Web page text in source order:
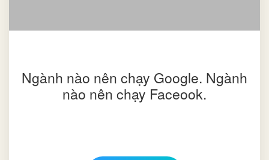
Ngành nào nên chạy Google. Ngành
nào nên chạy Faceook.